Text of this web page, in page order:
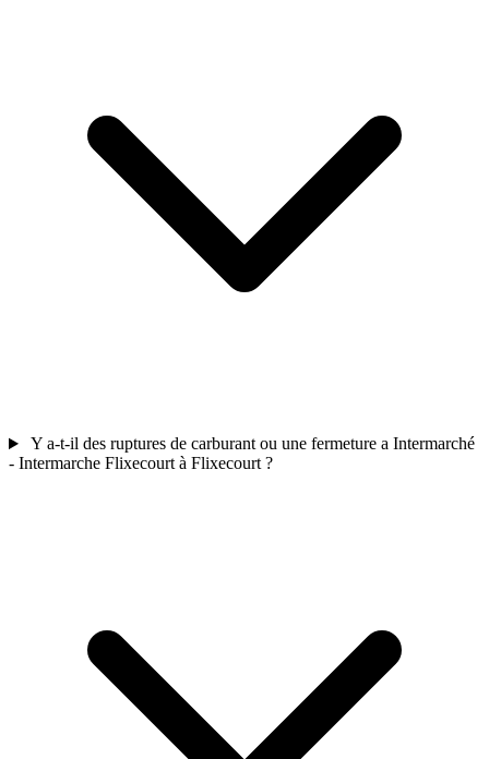
Y a-t-il des ruptures de carburant ou une fermeture a Intermarché
- Intermarche Flixecourt à Flixecourt ?